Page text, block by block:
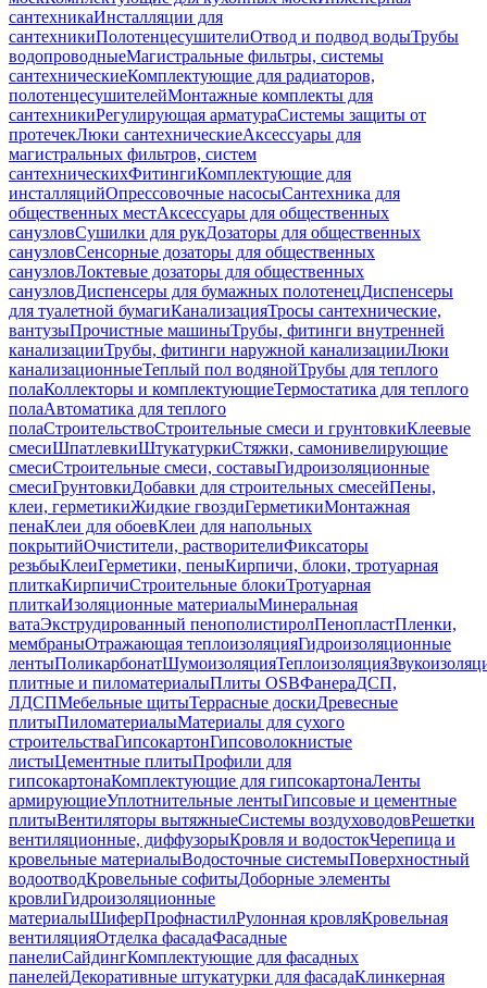
сантехникаИнсталляции для
сантехникиПолотенцесушителиОтвод и подвод водыТрубы
водопроводныеМагистральные фильтры, системы
сантехническиеКомплектующие для радиаторов,
полотенцесушителейМонтажные комплекты для
сантехникиРегулирующая арматураСистемы защиты от
протечекЛюки сантехническиеАксессуары для
магистральных фильтров, систем
сантехническихФитингиКомплектующие для
инсталляцийОпрессовочные насосыСантехника для
общественных местАксессуары для общественных
санузловСушилки для рукДозаторы для общественных
санузловСенсорные дозаторы для общественных
санузловЛоктевые дозаторы для общественных
санузловДиспенсеры для бумажных полотенецДиспенсеры
для туалетной бумагиКанализацияТросы сантехнические,
вантузыПрочистные машиныТрубы, фитинги внутренней
канализацииТрубы, фитинги наружной канализацииЛюки
канализационныеТеплый пол водянойТрубы для теплого
полаКоллекторы и комплектующиеТермостатика для теплого
полаАвтоматика для теплого
полаСтроительствоСтроительные смеси и грунтовкиКлеевые
смесиШпатлевкиШтукатуркиСтяжки, самонивелирующие
смесиСтроительные смеси, составыГидроизоляционные
смесиГрунтовкиДобавки для строительных смесейПены,
клеи, герметикиЖидкие гвоздиГерметикиМонтажная
пенаКлеи для обоевКлеи для напольных
покрытийОчистители, растворителиФиксаторы
резьбыКлеиГерметики, пеныКирпичи, блоки, тротуарная
плиткаКирпичиСтроительные блокиТротуарная
плиткаИзоляционные материалыМинеральная
ватаЭкструдированный пенополистиролПенопластПленки,
мембраныОтражающая теплоизоляцияГидроизоляционные
лентыПоликарбонатШумоизоляцияТеплоизоляция
плитные и пиломатериалыПлиты OSBФанераДСП,
ЛДСПМебельные щитыТеррасные доскиДревесные
плитыПиломатериалыМатериалы для сухого
строительстваГипсокартонГипсоволокнистые
листыЦементные плитыПрофили для
гипсокартонаКомплектующие для гипсокартонаЛенты
армирующиеУплотнительные лентыГипсовые и цементные
плитыВентиляторы вытяжныеСистемы воздуховодовРешетки
вентиляционные, диффузорыКровля и водостокЧерепица и
кровельные материалыВодосточные системыПоверхностный
водоотводКровельные софитыДоборные элементы
кровлиГидроизоляционные
материалыШиферПрофнастилРулонная кровляКровельная
вентиляцияОтделка фасадаФасадные
панелиСайдингКомплектующие для фасадных
панелейДекоративные штукатурки для фасадаКлинкерная